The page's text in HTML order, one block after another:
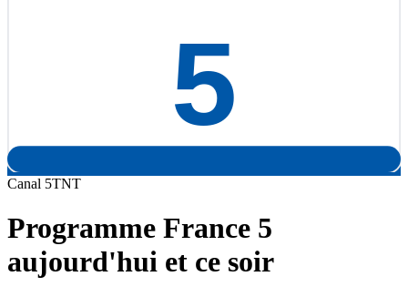
Canal 5TNT
Programme France 5
aujourd'hui et ce soir